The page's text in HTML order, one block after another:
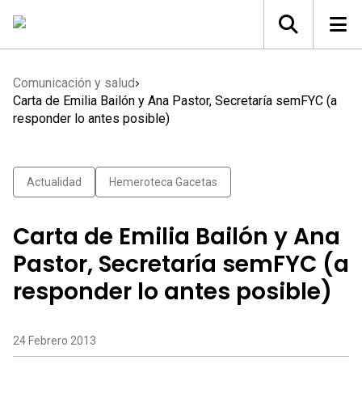
Comunicación y salud
Carta de Emilia Bailón y Ana Pastor, Secretaría semFYC (a
responder lo antes posible)
Actualidad Hemeroteca Gacetas
Carta de Emilia Bailón y Ana
Pastor, Secretaría semFYC (a
responder lo antes posible)
24 Febrero 2013